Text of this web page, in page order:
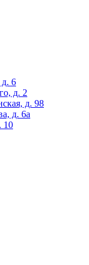
д. 6
д. 2
д. 98
д. 6а
10